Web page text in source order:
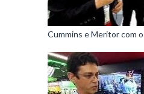
Cummins e Meritor com